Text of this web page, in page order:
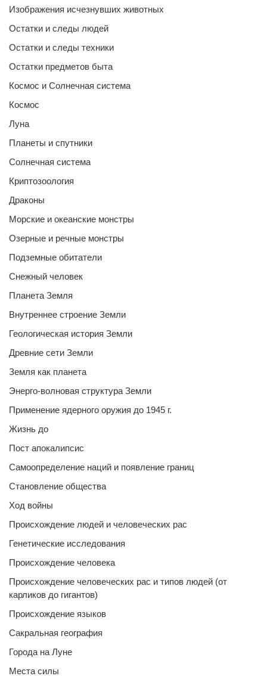
Изображения исчезнувших животных
Остатки и следы людей
Остатки и следы техники
Остатки предметов быта
Космос и Солнечная система
Космос
Луна
Планеты и спутники
Солнечная система
Криптозоология
Драконы
Морские и океанские монстры
Озерные и речные монстры
Подземные обитатели
Снежный человек
Планета Земля
Внутреннее строение Земли
Геологическая история Земли
Древние сети Земли
Земля как планета
Энерго-волновая структура Земли
Применение ядерного оружия до 1945 г.
Жизнь до
Пост апокалипсис
Самоопределение наций и появление границ
Становление общества
Ход войны
Происхождение людей и человеческих рас
Генетические исследования
Происхождение человека
Происхождение человеческих рас и типов людей (от
карликов до гигантов)
Происхождение языков
Сакральная география
Города на Луне
Места силы